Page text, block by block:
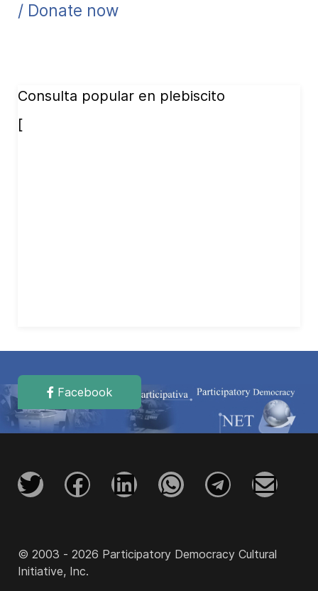
/ Donate now
Consulta popular en plebiscito
[
Facebook
© 2003 - 2026 Participatory Democracy Cultural
Initiative, Inc.